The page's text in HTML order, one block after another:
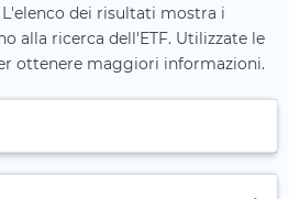
dei risultati mostra i
alla ricerca dell'ETF. Utilizzate le
ottenere maggiori informazioni.